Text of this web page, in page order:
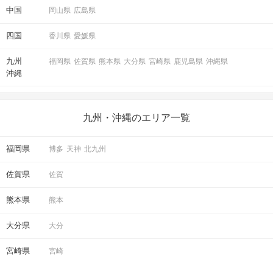
中国 岡山県 広島県
四国 香川県 愛媛県
九州
沖縄
福岡県 佐賀県 熊本県 大分県 宮崎県 鹿児島県 沖縄県
九州・沖縄のエリア一覧
福岡県 博多 天神 北九州
佐賀県 佐賀
熊本県 熊本
大分県 大分
宮崎県 宮崎